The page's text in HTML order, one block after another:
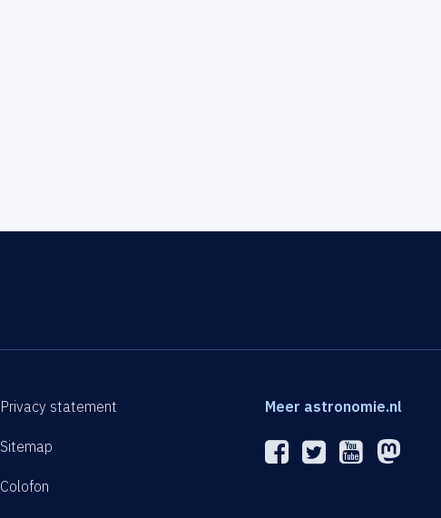
Privacy statement
Sitemap
Colofon
Meer astronomie.nl